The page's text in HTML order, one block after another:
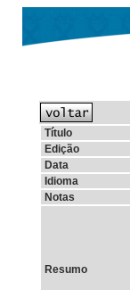
Título
Edição
Data
Idioma
Notas
Resumo